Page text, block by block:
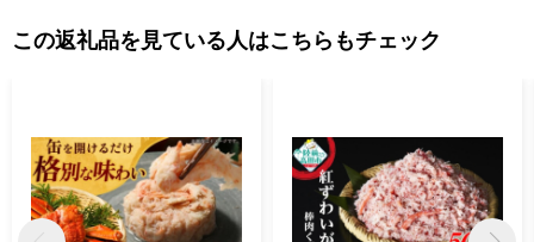
さい。
この返礼品を見ている人はこちらもチェック